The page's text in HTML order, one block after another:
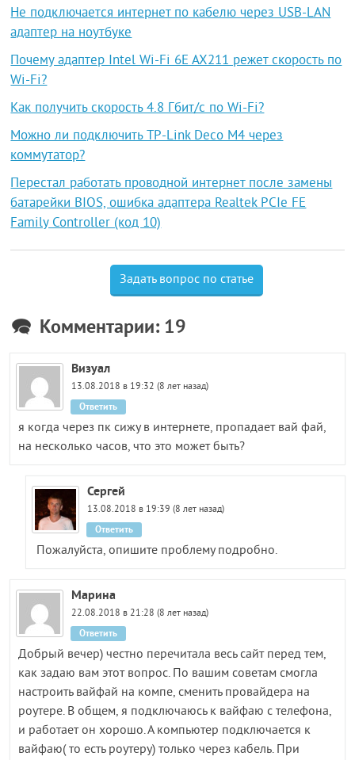
Не подключается интернет по кабелю через USB-LAN
адаптер на ноутбуке
Почему адаптер Intel Wi-Fi 6E AX211 режет скорость по
Wi-Fi?
Как получить скорость 4.8 Гбит/с по Wi-Fi?
Можно ли подключить TP-Link Deco M4 через
коммутатор?
Перестал работать проводной интернет после замены
батарейки BIOS, ошибка адаптера Realtek PCIe FE
Family Controller (код 10)
Задать вопрос по статье
Комментарии: 19
Визуал
13.08.2018 в 19:32 (8 лет назад)
я когда через пк сижу в интернете, пропадает вай фай,
на несколько часов, что это может быть?
Ответить
Сергей
13.08.2018 в 19:39 (8 лет назад)
Пожалуйста, опишите проблему подробно.
Ответить
Марина
22.08.2018 в 21:28 (8 лет назад)
Добрый вечер) честно перечитала весь сайт перед тем,
как задаю вам этот вопрос. По вашим советам смогла
настроить вайфай на компе, сменить провайдера на
роутере. В общем, я подключаюсь к вайфаю с телефона,
и работает он хорошо. А компьютер подключается к
вайфаю( то есть роутеру) только через кабель. При
Ответить